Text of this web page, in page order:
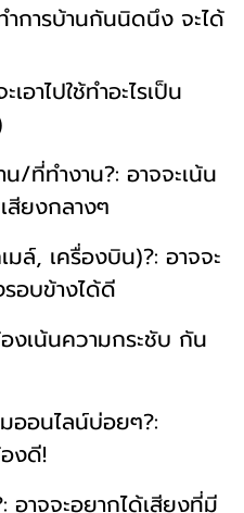
ำการบ้านกันนิดนึง จะได้
อาไปใช้ทำอะไรเป็น
/ที่ทำงาน?: อาจจะเน้น
ยงกลางๆ
มล์, เครื่องบิน)?: อาจจะ
อบข้างได้ดี
งเน้นความกระชับ กัน
ออนไลน์บ่อยๆ?:
งดี!
าจจะอยากได้เสียงที่มี